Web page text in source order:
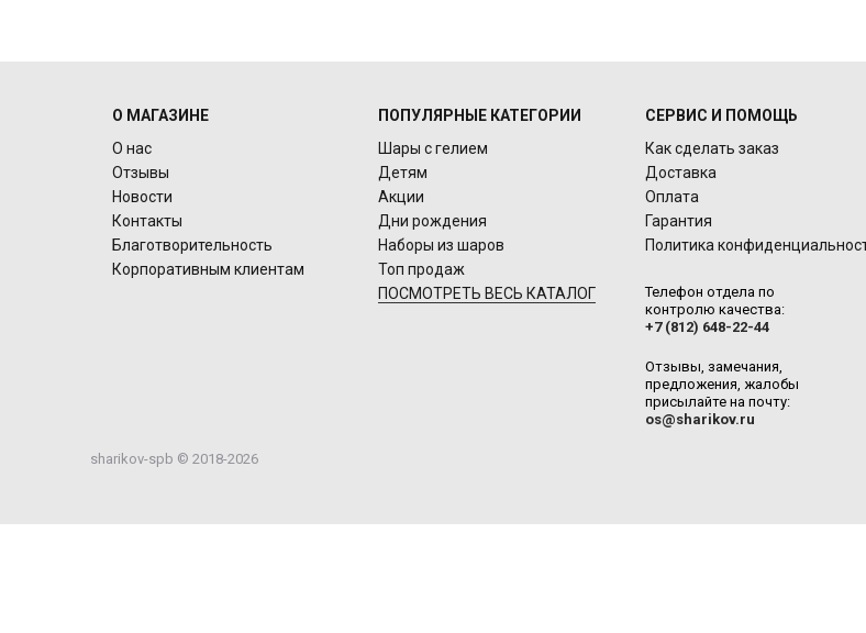
О МАГАЗИНЕ
О нас
Отзывы
Новости
Контакты
Благотворительность
Корпоративным клиентам
ПОПУЛЯРНЫЕ КАТЕГОРИИ
Шары с гелием
Детям
Акции
Дни рождения
Наборы из шаров
Топ продаж
ПОСМОТРЕТЬ ВЕСЬ КАТАЛОГ
СЕРВИС И ПОМОЩЬ
Как сделать заказ
Доставка
Оплата
Гарантия
Политика
Телефон отдела по
контролю качества:
+7 (812) 648-22-44
Отзывы, замечания,
предложения, жалобы
присылайте на почту:
os@sharikov.ru
sharikov-spb © 2018-2026